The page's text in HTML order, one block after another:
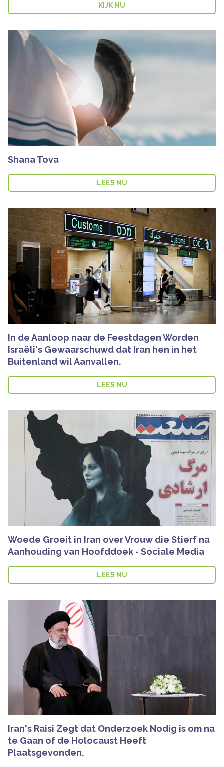
KIJK NU
Shana Tova
LEES NU
In de Aanloop naar de Feestdagen Worden
Israëli's Gewaarschuwd dat Iran hen in het
Buitenland wil Aanvallen.
LEES NU
Woede Groeit in Iran over Vrouw die Stierf na
Aanhouding van Hoofddoek - Sociale Media
LEES NU
Iran's Raisi Zegt dat Onderzoek Nodig is om na
te Gaan of de Holocaust Heeft
Plaatsgevonden.